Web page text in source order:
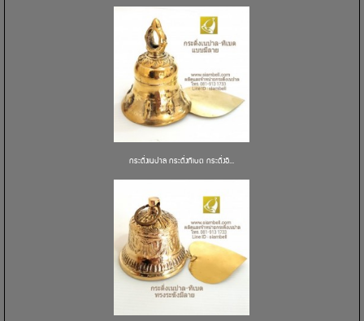
กระดิ่งเนปาล กระดิ่งทิเบต กระดิ่งอิ...